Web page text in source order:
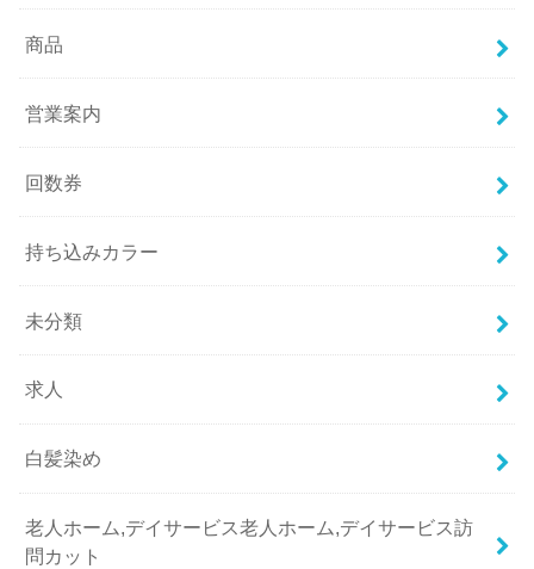
商品
営業案内
回数券
持ち込みカラー
未分類
求人
白髪染め
老人ホーム,デイサービス老人ホーム,デイサービス訪
問カット